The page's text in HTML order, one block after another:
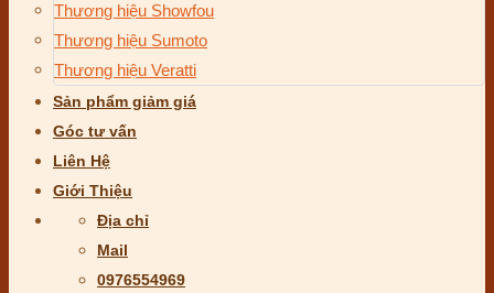
Thương hiệu Showfou
Thương hiệu Sumoto
Thương hiệu Veratti
Sản phẩm giảm giá
Góc tư vấn
Liên Hệ
Giới Thiệu
Địa chỉ
Mail
0976554969